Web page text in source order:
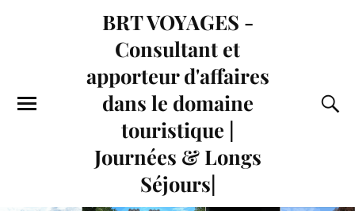
BRT VOYAGES -
Consultant et
apporteur d'affaires
dans le domaine
touristique |
Journées & Longs
Séjours|